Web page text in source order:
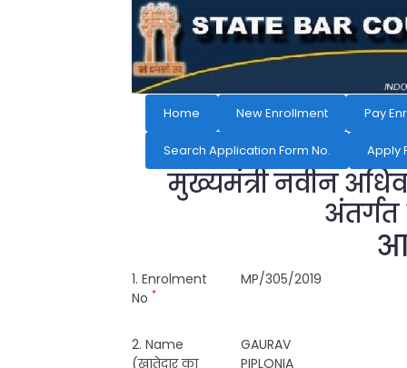
Home New Enrollment Pay
Search Application Form No. Apply
मुख्यमंत्री नवीन
अंतर्गत
1. Enrolment
No *
MP/305/2019
2. Name
(खातेदार का
GAURAV
PIPLONIA